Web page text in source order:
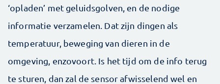
‘opladen’ met geluidsgolven, en de nodige
informatie verzamelen. Dat zijn dingen als
temperatuur, beweging van dieren in de
omgeving, enzovoort. Is het tijd om de info terug
te sturen, dan zal de sensor afwisselend wel en